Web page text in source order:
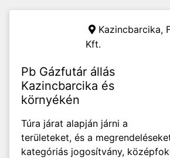
Kazincbarcika,
Kft.
Pb Gázfutár állás
Kazincbarcika és
környékén
Túra járat alapján járni a
területeket, és a
kategóriás jogosítvány,